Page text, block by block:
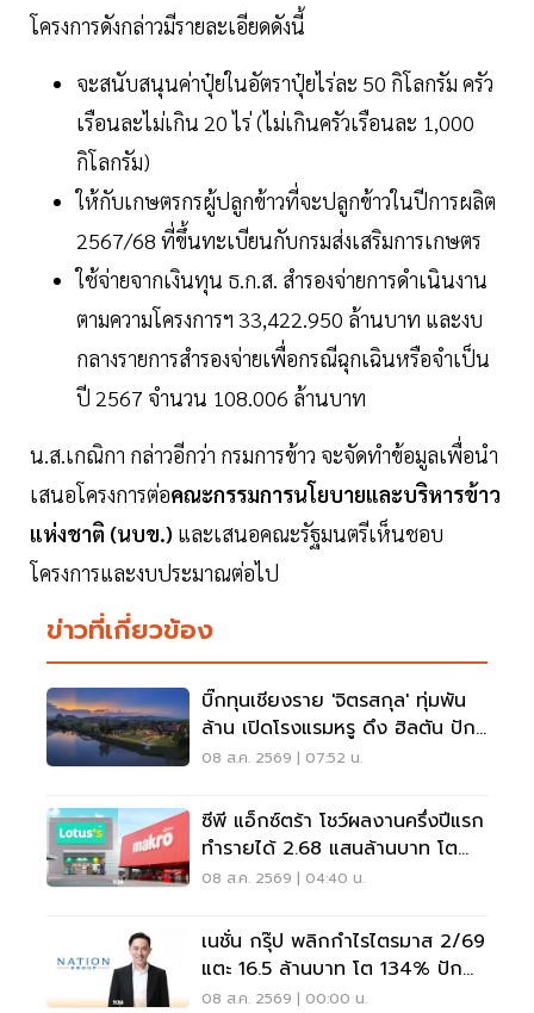
โครงการดังกล่าวมีรายละเอียดดังนี้
จะสนับสนุนค่าปุ๋ยในอัตราปุ๋ยไร่ละ 50 กิโลกรัม ครัว
เรือนละไม่เกิน 20 ไร่ (ไม่เกินครัวเรือนละ 1,000
กิโลกรัม)
ให้กับเกษตรกรผู้ปลูกข้าวที่จะปลูกข้าวในปีการผลิต
2567/68 ที่ขึ้นทะเบียนกับกรมส่งเสริมการเกษตร
ใช้จ่ายจากเงินทุน ธ.ก.ส. สำรองจ่ายการดำเนินงาน
ตามความโครงการฯ 33,422.950 ล้านบาท และงบ
กลางรายการสำรองจ่ายเพื่อกรณีฉุกเฉินหรือจำเป็น
ปี 2567 จำนวน 108.006 ล้านบาท
น.ส.เกณิกา กล่าวอีกว่า กรมการข้าว จะจัดทำข้อมูลเพื่อนำ
เสนอโครงการต่อคณะกรรมการนโยบายและบริหารข้าว
แห่งชาติ (นบข.) และเสนอคณะรัฐมนตรีเห็นชอบ
โครงการและงบประมาณต่อไป
ข่าวที่เกี่ยวข้อง
บิ๊กทุนเชียงราย 'จิตรสกุล' ทุ่มพัน
ล้าน เปิดโรงแรมหรู ดึง ฮิลตัน ปัก
หมุดแบรนด์ใหม่
08 ส.ค. 2569 | 07:52 น.
ซีพี แอ็กซ์ตร้า โชว์ผลงานครึ่งปีแรก
ทำรายได้ 2.68 แสนล้านบาท โต
3.6%
08 ส.ค. 2569 | 04:40 น.
เนชั่น กรุ๊ป พลิกกำไรไตรมาส 2/69
แตะ 16.5 ล้านบาท โต 134% ปัก
หมุดสู่ ‘มีเดียเทค’
08 ส.ค. 2569 | 00:00 น.